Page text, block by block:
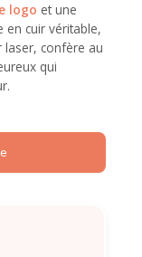
logo et une
en cuir véritable,
laser, confère au
qui